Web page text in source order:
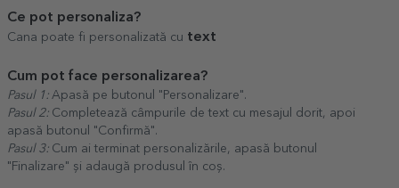
Ce pot personaliza?
Cana poate fi personalizată cu text
Cum pot face personalizarea?
Pasul 1: Apasă pe butonul "Personalizare".
Pasul 2: Completează câmpurile de text cu mesajul dorit, apoi
apasă butonul "Confirmă".
Pasul 3: Cum ai terminat personalizările, apasă butonul
"Finalizare" și adaugă produsul în coș.